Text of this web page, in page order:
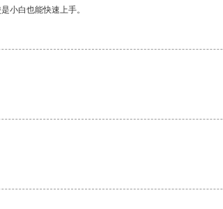
小白也能快速上手。